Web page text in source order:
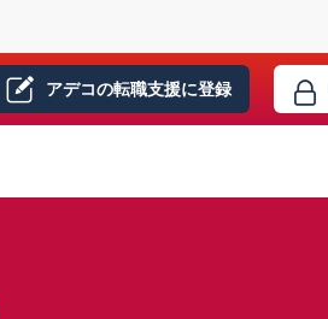
アデコの転職支援に登録